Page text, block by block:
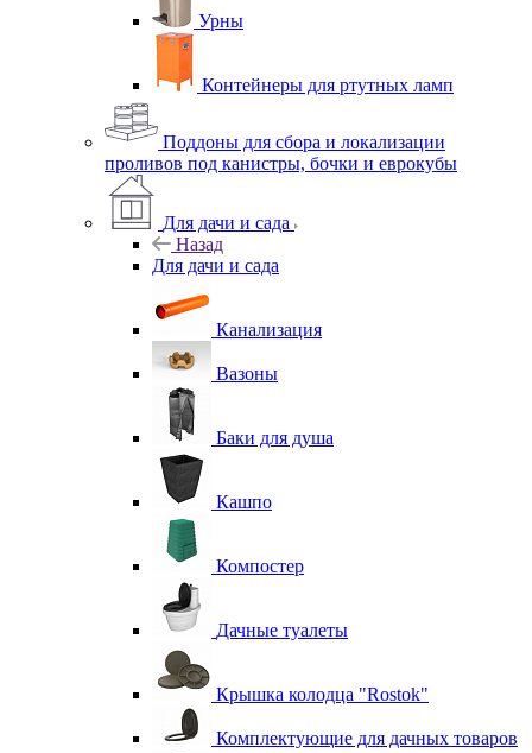
Урны
Контейнеры для ртутных ламп
Поддоны для сбора и локализации
проливов под канистры, бочки и еврокубы
Для дачи и сада
Назад
Для дачи и сада
Канализация
Вазоны
Баки для душа
Кашпо
Компостер
Дачные туалеты
Крышка колодца "Rostok"
Комплектующие для дачных товаров